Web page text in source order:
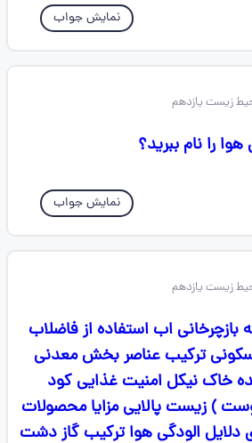
نمایش جواب
را نام ببرید؟
نمایش جواب
اب استفاده از فاضلاب
ترکیب عناصر بخش معدنی
خاک نیکل امنیت غذایی کود
) زیست پالایی مزایا محصولات
دلایل الودگی هوا ترکیب گاز دشت